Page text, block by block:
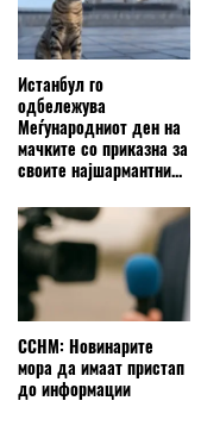
Истанбул го
одбележува
Меѓународниот ден на
мачките со приказна за
своите најшармантни...
ССНМ: Новинарите
мора да имаат пристап
до информации